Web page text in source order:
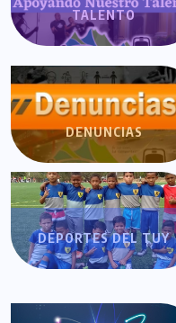
TALENTO
DENUNCIAS
DEPORTES DEL TUY